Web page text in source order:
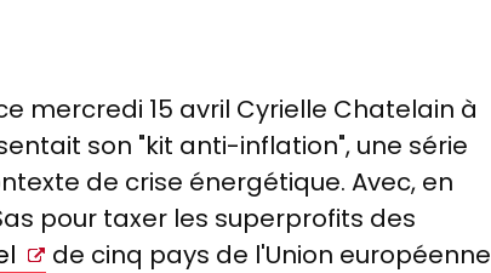
mercredi 15 avril Cyrielle Chatelain à
son "kit anti-inflation", une série
de crise énergétique. Avec, en
pour taxer les superprofits des
de cinq pays de l'Union européenne